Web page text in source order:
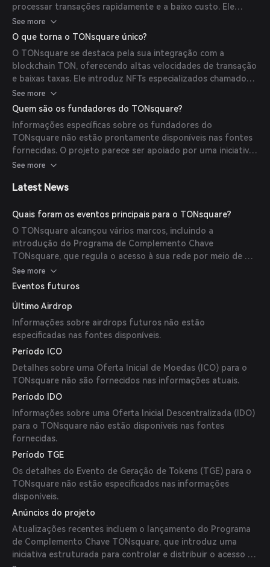
processar transações rapidamente e a baixo custo. Ele
utiliza tokens nativos como TON e $TOS para facilitar
operações, governança e crescimento dentro de seu
ecossistema.
See more
O que torna o TONsquare único?
O TONsquare se destaca pela sua integração com a
blockchain TON, oferecendo altas velocidades de transação
e baixas taxas. Ele introduz NFTs especializados chamados
Chaves TONsquare, que servem como licenças para operar
nós e participar da governança da rede, incentivando assim
a participação ativa e garantindo a segurança da rede.
See more
Quem são os fundadores do TONsquare?
Informações específicas sobre os fundadores do
TONsquare não estão prontamente disponíveis nas fontes
fornecidas. O projeto parece ser apoiado por uma iniciativa
comunitária, com contribuições de vários desenvolvedores e
See more
Latest News
Quais foram os eventos principais para o TONsquare?
O TONsquare alcançou vários marcos, incluindo a
introdução do Programa de Complemento Chave
TONsquare, que regula o acesso à sua rede por meio de um
modelo de precificação escalonado. Além disso, o
lançamento da tokenômica $TOS descreve a estratégia de
See more
Eventos futuros
Último Airdrop
Informações sobre airdrops futuros não estão
especificadas nas fontes disponíveis.
Período ICO
Detalhes sobre uma Oferta Inicial de Moedas (ICO) para o
TONsquare não são fornecidos nas informações atuais.
Período IDO
Informações sobre uma Oferta Inicial Descentralizada (IDO)
para o TONsquare não estão disponíveis nas fontes
fornecidas.
Período TGE
Os detalhes do Evento de Geração de Tokens (TGE) para o
TONsquare não estão especificados nas informações
disponíveis.
Anúncios do projeto
Atualizações recentes incluem o lançamento do Programa
de Complemento Chave TONsquare, que introduz uma
iniciativa estruturada para controlar e distribuir o acesso à